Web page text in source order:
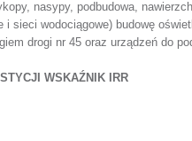
nasypy, podbudowa,
sieci wodociągowe) budowę
drogi nr 45 oraz urządzeń do
WSKAŹNIK IRR